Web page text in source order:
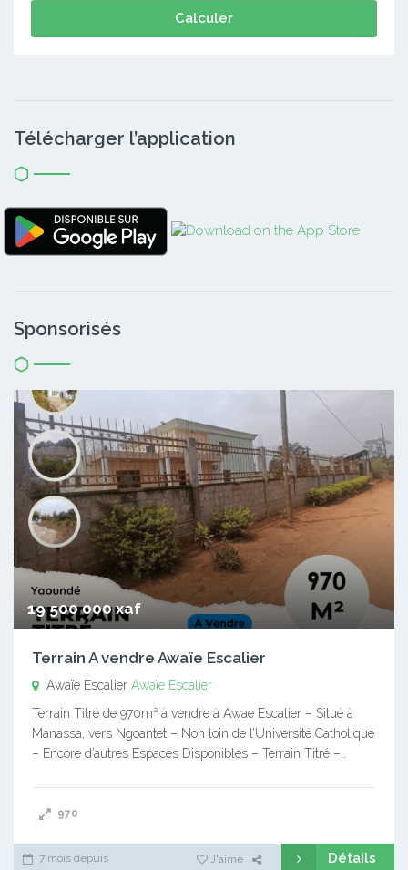
Calculer
Télécharger l’application
Sponsorisés
19 500 000 xaf
Terrain A vendre Awaïe Escalier
Awaïe Escalier Awaïe Escalier
Terrain Titré de 970m² à vendre à Awae Escalier – Situé à
Manassa, vers Ngoantet – Non loin de l’Université Catholique
– Encore d’autres Espaces Disponibles – Terrain Titré –…
970
7 mois depuis J'aime Détails